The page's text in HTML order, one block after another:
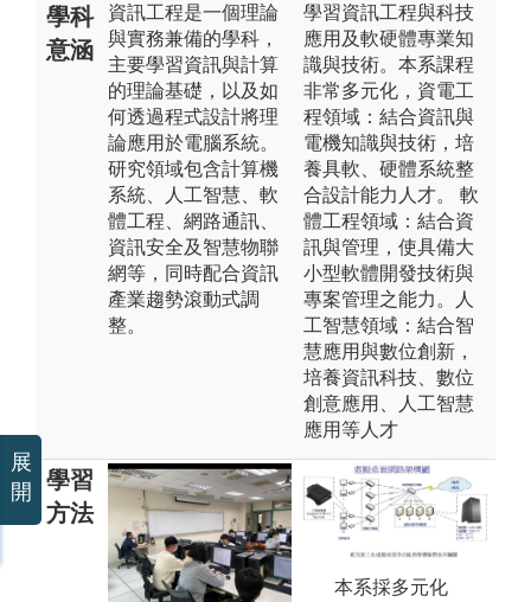
學科
意涵
資訊工程是一個理論
與實務兼備的學科，
主要學習資訊與計算
的理論基礎，以及如
何透過程式設計將理
論應用於電腦系統。
研究領域包含計算機
系統、人工智慧、軟
體工程、網路通訊、
資訊安全及智慧物聯
網等，同時配合資訊
產業趨勢滾動式調
整。
學習資訊工程與科技
應用及軟硬體專業知
識與技術。本系課程
非常多元化，資電工
程領域：結合資訊與
電機知識與技術，培
養具軟、硬體系統整
合設計能力人才。 軟
體工程領域：結合資
訊與管理，使具備大
小型軟體開發技術與
專案管理之能力。人
工智慧領域：結合智
慧應用與數位創新，
培養資訊科技、數位
創意應用、人工智慧
應用等人才
學習
方法
本系採多元化
展
開